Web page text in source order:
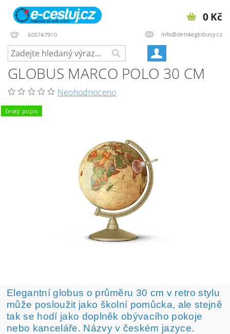
605747910 info@detskeglobusy.cz
0 Kč
GLOBUS MARCO POLO 30 CM
Neohodnoceno
český popis
Elegantní globus o průměru 30 cm v retro stylu
může posloužit jako školní pomůcka, ale stejně
tak se hodí jako doplněk obývacího pokoje
nebo kanceláře. Názvy v českém jazyce.